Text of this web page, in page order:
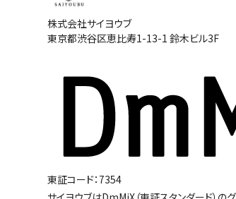
株式会社サイヨウブ
東京都渋谷区恵比寿1-13-1 鈴木ビル3F
東証コード：7354